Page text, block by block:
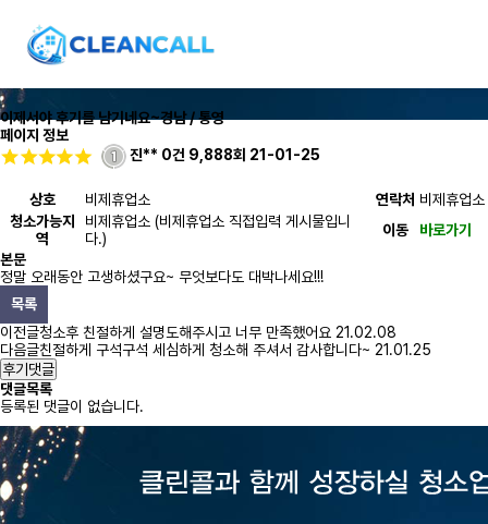
이제서야 후기를 남기네요~경남 / 통영
페이지 정보
진** 0건 9,888회 21-01-25
상호 비제휴업소 연락처 비제휴업소
청소가능지
역
비제휴업소 (비제휴업소 직접입력 게시물입니
다.)
이동
바로가기
본문
정말 오래동안 고생하셨구요~ 무엇보다도 대박나세요!!!
목록
이전글청소후 친절하게 설명도해주시고 너무 만족했어요 21.02.08
다음글친절하게 구석구석 세심하게 청소해 주셔서 감사합니다~ 21.01.25
후기댓글
댓글목록
등록된 댓글이 없습니다.